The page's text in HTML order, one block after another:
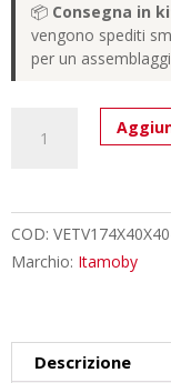
📦 Consegna in
vengono spediti
per un
passa
cavi
H.40
P.39,2
COD:
Marchio: Itamoby
Descrizione